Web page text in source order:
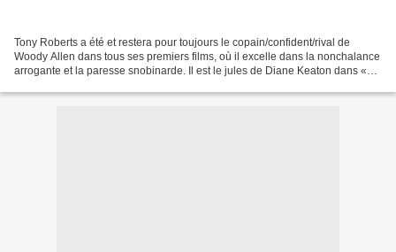
Tony Roberts a été et restera pour toujours le copain/confident/rival de
Woody Allen dans tous ses premiers films, où il excelle dans la nonchalance
arrogante et la paresse snobinarde. Il est le jules de Diane Keaton dans «